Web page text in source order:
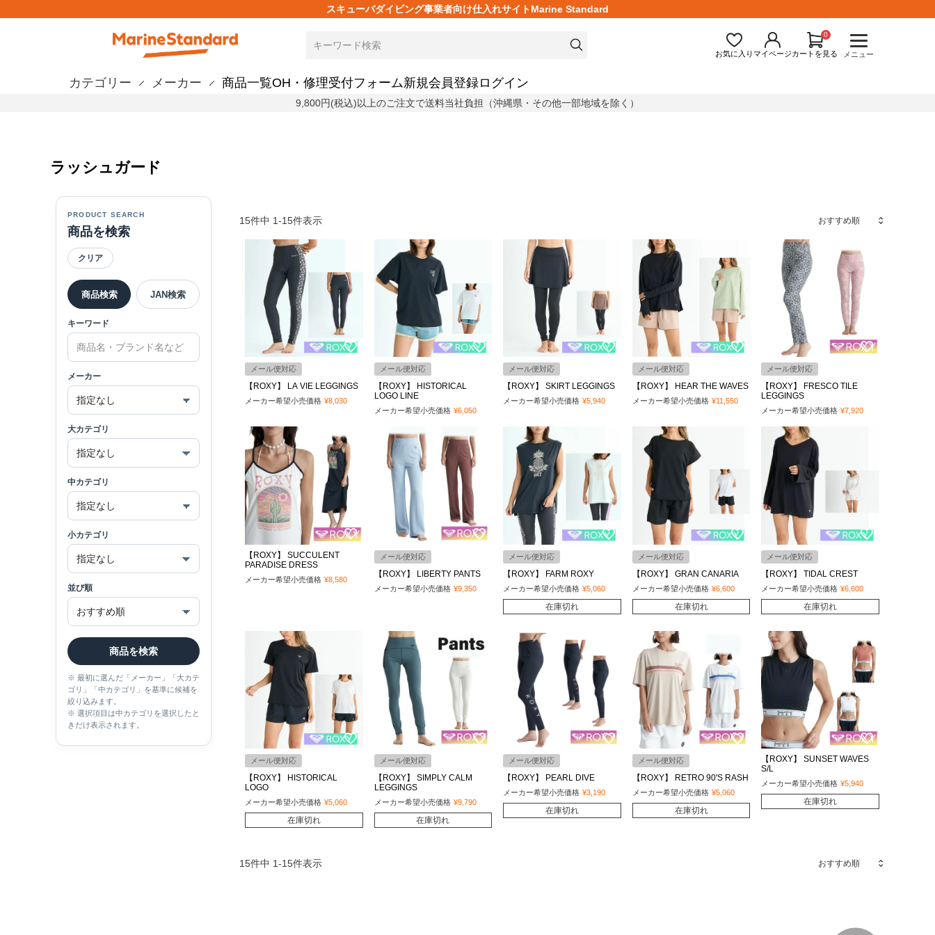
スキューバダイビング事業者向け仕入れサイトMarine Standard
お気に入りマイページカートを見る
0
メニュー
カテゴリー メーカー 商品一覧OH・修理受付フォーム新規会員登録ログイン
9,800円(税込)以上のご注文で送料当社負担（沖縄県・その他一部地域を除く）
ラッシュガード
PRODUCT SEARCH
商品を検索
クリア
商品検索 JAN検索
キーワード
メーカー
大カテゴリ
中カテゴリ
小カテゴリ
並び順
商品を検索
※ 最初に選んだ「メーカー」「大カテ
ゴリ」「中カテゴリ」を基準に候補を
絞り込みます。
※ 選択項目は中カテゴリを選択したと
きだけ表示されます。
15件中 1-15件表示
メール便対応
【ROXY】 LA VIE LEGGINGS
メーカー希望小売価格 ¥8,030
メール便対応
【ROXY】 HISTORICAL
LOGO LINE
メーカー希望小売価格 ¥6,050
メール便対応
【ROXY】 SKIRT LEGGINGS
メーカー希望小売価格 ¥5,940
メール便対応
【ROXY】 HEAR THE WAVES
メーカー希望小売価格 ¥11,550
メール便対応
【ROXY】 FRESCO TILE
LEGGINGS
メーカー希望小売価格 ¥7,920
【ROXY】 SUCCULENT
PARADISE DRESS
メーカー希望小売価格 ¥8,580
メール便対応
【ROXY】 LIBERTY PANTS
メーカー希望小売価格 ¥9,350
メール便対応
【ROXY】 FARM ROXY
メーカー希望小売価格 ¥5,060
在庫切れ
メール便対応
【ROXY】 GRAN CANARIA
メーカー希望小売価格 ¥6,600
在庫切れ
メール便対応
【ROXY】 TIDAL CREST
メーカー希望小売価格 ¥6,600
在庫切れ
メール便対応
【ROXY】 HISTORICAL
LOGO
メーカー希望小売価格 ¥5,060
在庫切れ
メール便対応
【ROXY】 SIMPLY CALM
LEGGINGS
メーカー希望小売価格 ¥9,790
在庫切れ
メール便対応
【ROXY】 PEARL DIVE
メーカー希望小売価格 ¥3,190
在庫切れ
メール便対応
【ROXY】 RETRO 90'S RASH
メーカー希望小売価格 ¥5,060
在庫切れ
【ROXY】 SUNSET WAVES
S/L
メーカー希望小売価格 ¥5,940
在庫切れ
15件中 1-15件表示